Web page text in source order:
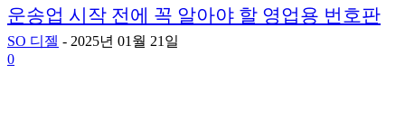
운송업 시작 전에 꼭 알아야 할 영업용 번호판
SO 디젤 - 2025년 01월 21일
0